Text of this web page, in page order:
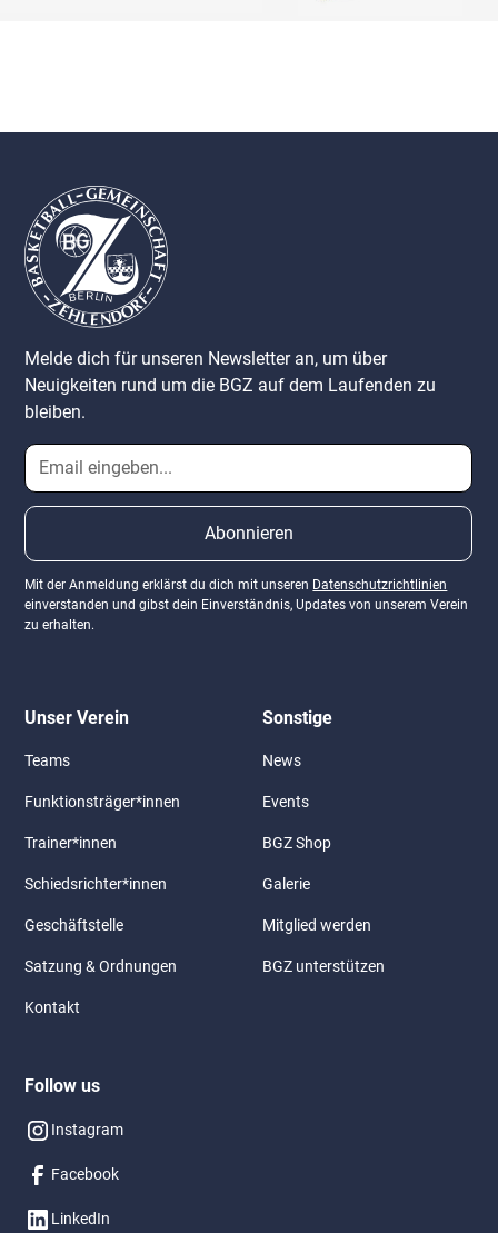
Melde dich für unseren Newsletter an, um über
Neuigkeiten rund um die BGZ auf dem Laufenden zu
bleiben.
Mit der Anmeldung erklärst du dich mit unseren Datenschutzrichtlinien
einverstanden und gibst dein Einverständnis, Updates von unserem Verein
zu erhalten.
Unser Verein
Teams
Funktionsträger*innen
Trainer*innen
Schiedsrichter*innen
Geschäftstelle
Satzung & Ordnungen
Kontakt
Sonstige
News
Events
BGZ Shop
Galerie
Mitglied werden
BGZ unterstützen
Follow us
Instagram
Facebook
LinkedIn